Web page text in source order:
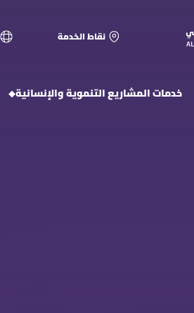
نقاط الخدمة
خدمات المشاريع التنموية والإنسانية